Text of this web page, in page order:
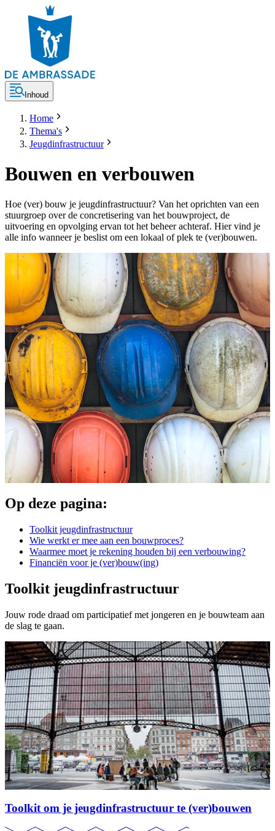
Inhoud
Home
Thema's
Jeugdinfrastructuur
Bouwen en verbouwen
Hoe (ver) bouw je jeugdinfrastructuur? Van het oprichten van een
stuurgroep over de concretisering van het bouwproject, de
uitvoering en opvolging ervan tot het beheer achteraf. Hier vind je
alle info wanneer je beslist om een lokaal of plek te (ver)bouwen.
Op deze pagina:
Toolkit jeugdinfrastructuur
Wie werkt er mee aan een bouwproces?
Waarmee moet je rekening houden bij een verbouwing?
Financiën voor je (ver)bouw(ing)
Toolkit jeugdinfrastructuur
Jouw rode draad om participatief met jongeren en je bouwteam aan
de slag te gaan.
Toolkit om je jeugdinfrastructuur te (ver)bouwen